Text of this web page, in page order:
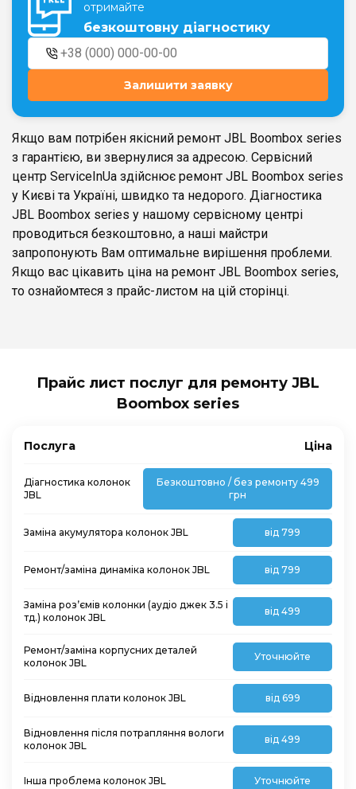
Театральна
м. Київ, вул. Хрещатик 44-A м. Київ, вул. Анни Ахматової, 30
Оболонь
м. Київ, ТЦ LAKE PLAZA, вул. Героїв
Дарниця
м. Київ, Комфорт Таун, вул.
Березнева, 16, корпус 3
RU UK
отримайте
безкоштовну діагностику
Залишити заявку
Якщо вам потрібен якісний ремонт JBL Boombox series
з гарантією, ви звернулися за адресою. Сервісний
центр ServiceInUa здійснює ремонт JBL Boombox series
у Києві та Україні, швидко та недорого. Діагностика
JBL Boombox series у нашому сервісному центрі
проводиться безкоштовно, а наші майстри
запропонують Вам оптимальне вирішення проблеми.
Якщо вас цікавить ціна на ремонт JBL Boombox series,
то ознайомтеся з прайс-листом на цій сторінці.
Прайс лист послуг для ремонту JBL
Boombox series
Послуга Ціна
Діагностика колонок
JBL
Безкоштовно / без ремонту 499
грн
Заміна акумулятора колонок JBL від 799
Ремонт/заміна динаміка колонок JBL від 799
Заміна розʼємів колонки (аудіо джек 3.5 і
тд.) колонок JBL
від 499
Ремонт/заміна корпусних деталей
колонок JBL
Уточнюйте
Відновлення плати колонок JBL від 699
Відновлення після потрапляння вологи
колонок JBL
від 499
Інша проблема колонок JBL Уточнюйте